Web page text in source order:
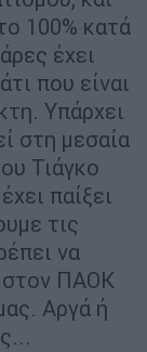
100% κατά
έχει
που είναι
Υπάρχει
στη μεσαία
Τιάγκο
παίξει
τις
να
στον ΠΑΟΚ
Αργά ή